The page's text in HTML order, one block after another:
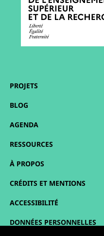
PROJETS
BLOG
AGENDA
RESSOURCES
À PROPOS
CRÉDITS ET MENTIONS
ACCESSIBILITÉ
DONNÉES PERSONNELLES